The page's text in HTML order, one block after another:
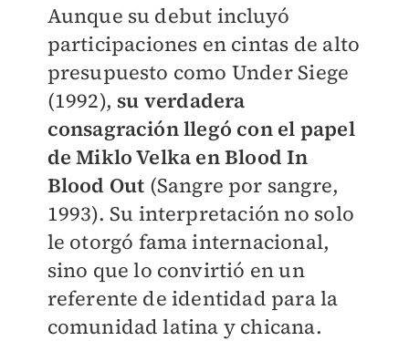
Aunque su debut incluyó
participaciones en cintas de alto
presupuesto como Under Siege
(1992), su verdadera
consagración llegó con el papel
de Miklo Velka en Blood In
Blood Out (Sangre por sangre,
1993). Su interpretación no solo
le otorgó fama internacional,
sino que lo convirtió en un
referente de identidad para la
comunidad latina y chicana.